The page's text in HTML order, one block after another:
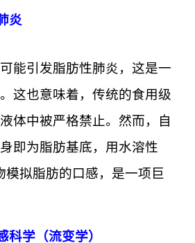
炎
能引发脂肪性肺炎，这是一
这也意味着，传统的食用级
体中被严格禁止。然而，自
即为脂肪基底，用水溶性
模拟脂肪的口感，是一项巨
科学（流变学）